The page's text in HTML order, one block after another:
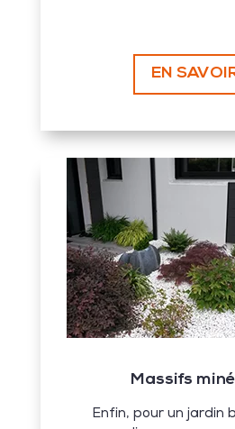
EN
Massifs
Enfin, pour un jardin